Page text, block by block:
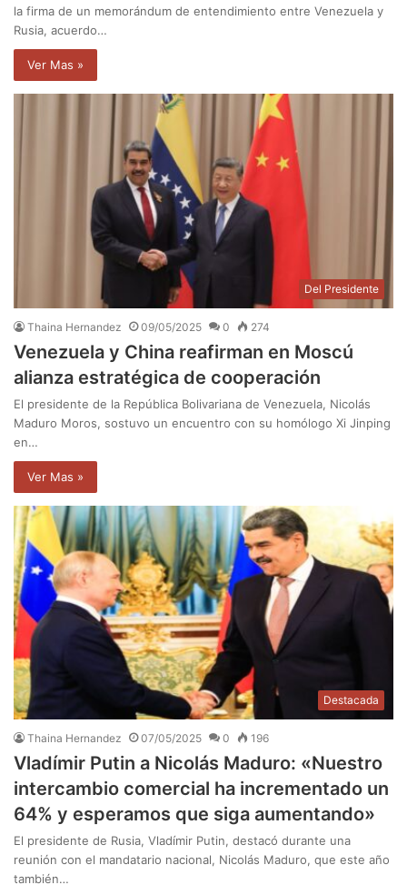
la firma de un memorándum de entendimiento entre Venezuela y
Rusia, acuerdo…
Ver Mas »
Del Presidente
Thaina Hernandez 09/05/2025 0 274
Venezuela y China reafirman en Moscú
alianza estratégica de cooperación
El presidente de la República Bolivariana de Venezuela, Nicolás
Maduro Moros, sostuvo un encuentro con su homólogo Xi Jinping
en…
Ver Mas »
Destacada
Thaina Hernandez 07/05/2025 0 196
Vladímir Putin a Nicolás Maduro: «Nuestro
intercambio comercial ha incrementado un
64% y esperamos que siga aumentando»
El presidente de Rusia, Vladímir Putin, destacó durante una
reunión con el mandatario nacional, Nicolás Maduro, que este año
también…